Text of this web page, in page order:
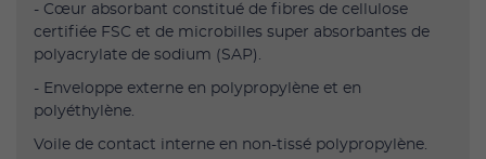
- Cœur absorbant constitué de fibres de cellulose
certifiée FSC et de microbilles super absorbantes de
polyacrylate de sodium (SAP).
- Enveloppe externe en polypropylène et en
polyéthylène.
Voile de contact interne en non-tissé polypropylène.